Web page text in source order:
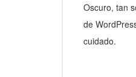
Oscuro, tan
de
cuidado.